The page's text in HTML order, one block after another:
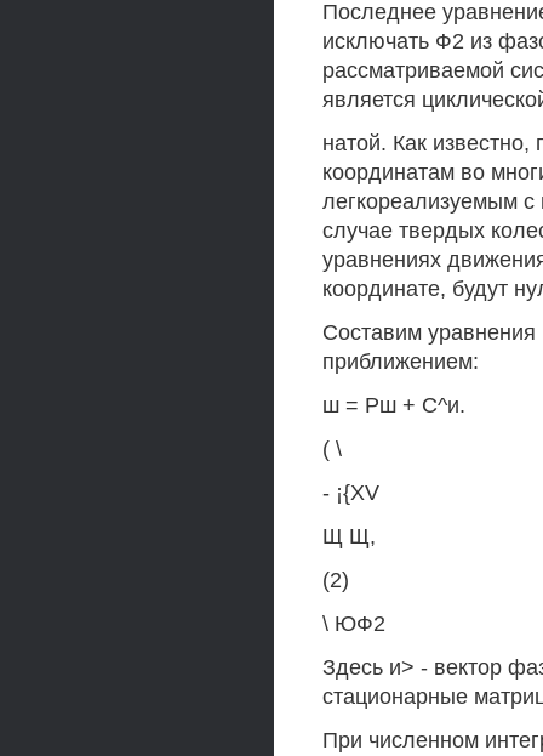
Последнее
исключать Ф2 из
рассматриваемой
является
натой. Как
координатам во
легкореализуемым с
случае твердых
уравнениях
координате, будут
Составим
приближением:
ш = Рш + С^и.
( \
- ¡{XV
Щ Щ,
(2)
\ ЮФ2
Здесь и> - вектор
стационарные
При численном